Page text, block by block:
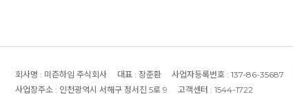
회사명 : 미즌하임 주식회사 대표 : 장준환 사업자등록번호 : 137-86-35687
사업장주소 : 인천광역시 서해구 정서진 5로 9 고객센터 : 1544-1722